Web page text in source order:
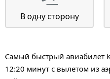
В одну сторону
Самый быстрый авиабилет
12:20 минут с вылетом из